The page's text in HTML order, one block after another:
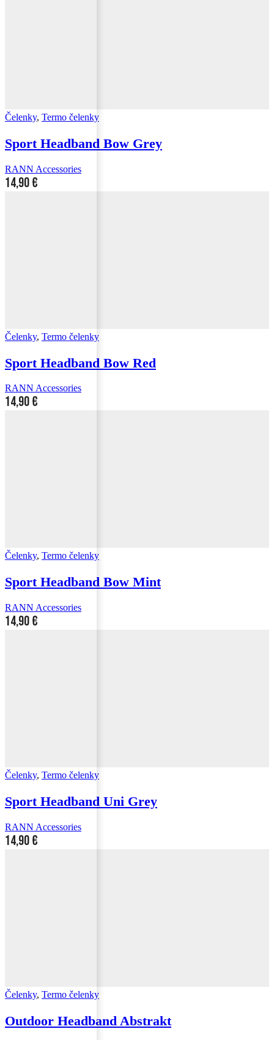
Čelenky, Termo čelenky
Sport Headband Bow Grey
RANN Accessories
14,90€
Čelenky, Termo čelenky
Sport Headband Bow Red
RANN Accessories
14,90€
Čelenky, Termo čelenky
Sport Headband Bow Mint
RANN Accessories
14,90€
Čelenky, Termo čelenky
Sport Headband Uni Grey
RANN Accessories
14,90€
Čelenky, Termo čelenky
Outdoor Headband Abstrakt